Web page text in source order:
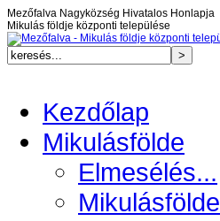
Mezőfalva Nagyközség Hivatalos Honlapja
Mikulás földje központi települése
Kezdőlap
Mikulásfölde
Elmesélés...
Mikulásfölde